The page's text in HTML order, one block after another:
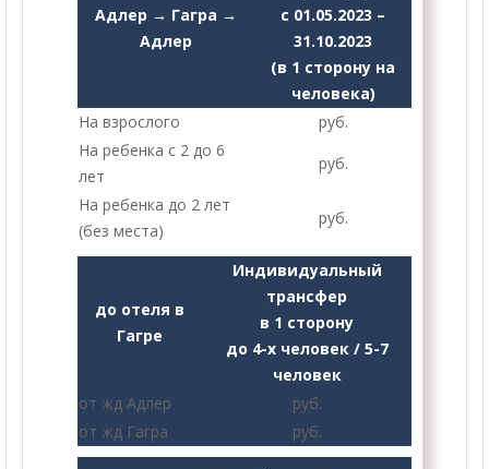
Адлер → Гагра →
Адлер
с 01.05.2023 –
31.10.2023
(в 1 сторону на
человека)
На взрослого
руб.
На ребенка с 2 до 6
лет
руб.
На ребенка до 2 лет
(без места)
руб.
до отеля в
Гагре
Индивидуальный
трансфер
в 1 сторону
до 4-х человек / 5-7
человек
от жд Адлер
руб.
от жд Гагра
руб.